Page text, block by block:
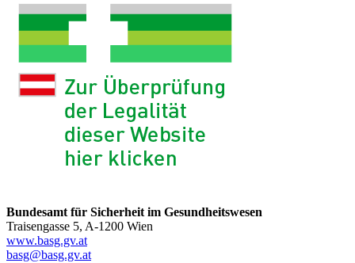
Bundesamt für Sicherheit im Gesundheitswesen
Traisengasse 5, A-1200 Wien
www.basg.gv.at
basg@basg.gv.at